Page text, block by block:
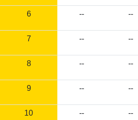
6 -- --
7 -- --
8 -- --
9 -- --
10 -- --